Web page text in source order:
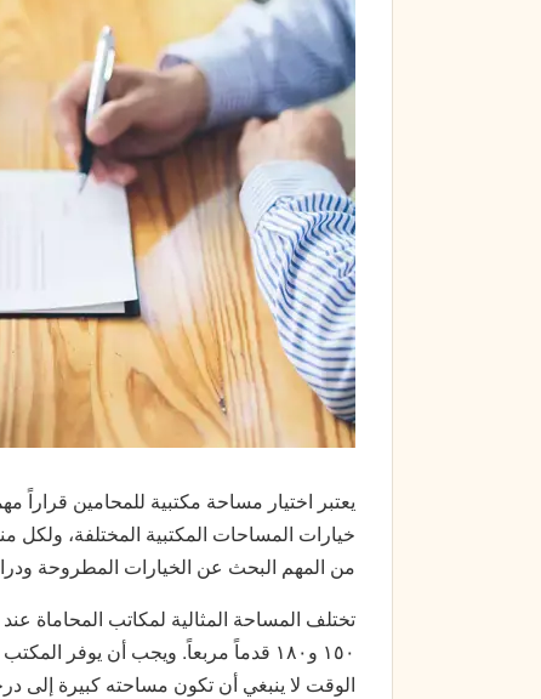
يعتبر اختيار مساحة مكتبية للمحامين قراراً
خيارات المساحات المكتبية المختلفة، ولكل
من المهم البحث عن الخيارات المطروحة
تختلف المساحة المثالية لمكاتب المحاماة
۱٥۰ و ۱۸۰
قدماً مربعاً. ويجب أن يوفر
الوقت لا ينبغي أن تكون مساحته كبيرة إلى